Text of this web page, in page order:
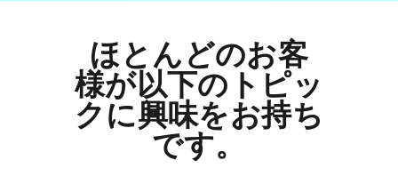
ほとんどのお客
様が以下のトピッ
クに興味をお持ち
です。